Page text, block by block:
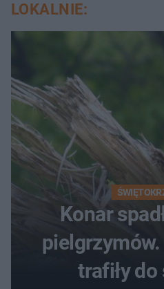
LOKALNIE:
Konar
trafiły